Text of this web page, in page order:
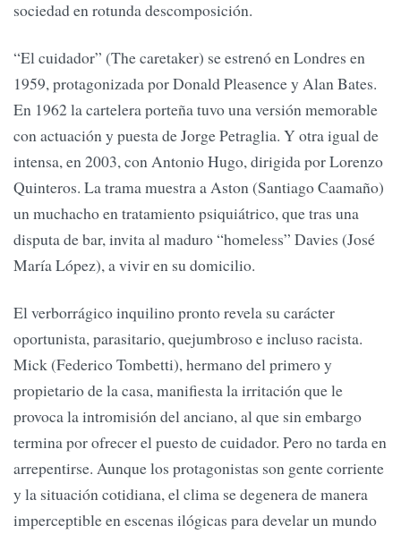
sociedad en rotunda descomposición.
“El cuidador” (The caretaker) se estrenó en Londres en
1959, protagonizada por Donald Pleasence y Alan Bates.
En 1962 la cartelera porteña tuvo una versión memorable
con actuación y puesta de Jorge Petraglia. Y otra igual de
intensa, en 2003, con Antonio Hugo, dirigida por Lorenzo
Quinteros. La trama muestra a Aston (Santiago Caamaño)
un muchacho en tratamiento psiquiátrico, que tras una
disputa de bar, invita al maduro “homeless” Davies (José
María López), a vivir en su domicilio.
El verborrágico inquilino pronto revela su carácter
oportunista, parasitario, quejumbroso e incluso racista.
Mick (Federico Tombetti), hermano del primero y
propietario de la casa, manifiesta la irritación que le
provoca la intromisión del anciano, al que sin embargo
termina por ofrecer el puesto de cuidador. Pero no tarda en
arrepentirse. Aunque los protagonistas son gente corriente
y la situación cotidiana, el clima se degenera de manera
imperceptible en escenas ilógicas para develar un mundo